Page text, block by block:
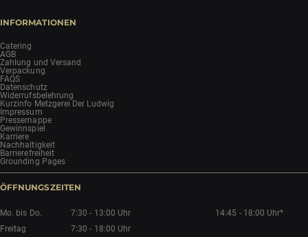
INFORMATIONEN
Catering
AGB
Zahlung und Versand
Verpackung
FAQS
Datenschutz
Widerrufsbelehrung
Kurzinfo Metzgerei Der Ludwig
Impressum
Pressemappe
Gewinnspiel
Karriere
Nachhaltigkeit
Barrierefreiheit
Grounding Pages
ÖFFNUNGSZEITEN
Mo. bis Do. 7:30 - 13:00 Uhr
14:45 - 18:00 Uhr*
Freitag
7:30 - 18:00 Uhr